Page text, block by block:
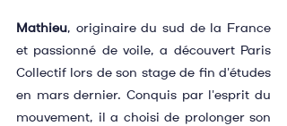
Mathieu, originaire du sud de la France
et passionné de voile, a découvert Paris
Collectif lors de son stage de fin d'études
en mars dernier. Conquis par l'esprit du
mouvement, il a choisi de prolonger son